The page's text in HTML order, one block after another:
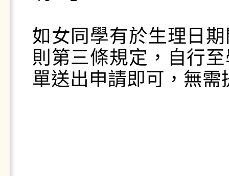
如女同學有於生理日
則第三條規定，自行
單送出申請即可，無